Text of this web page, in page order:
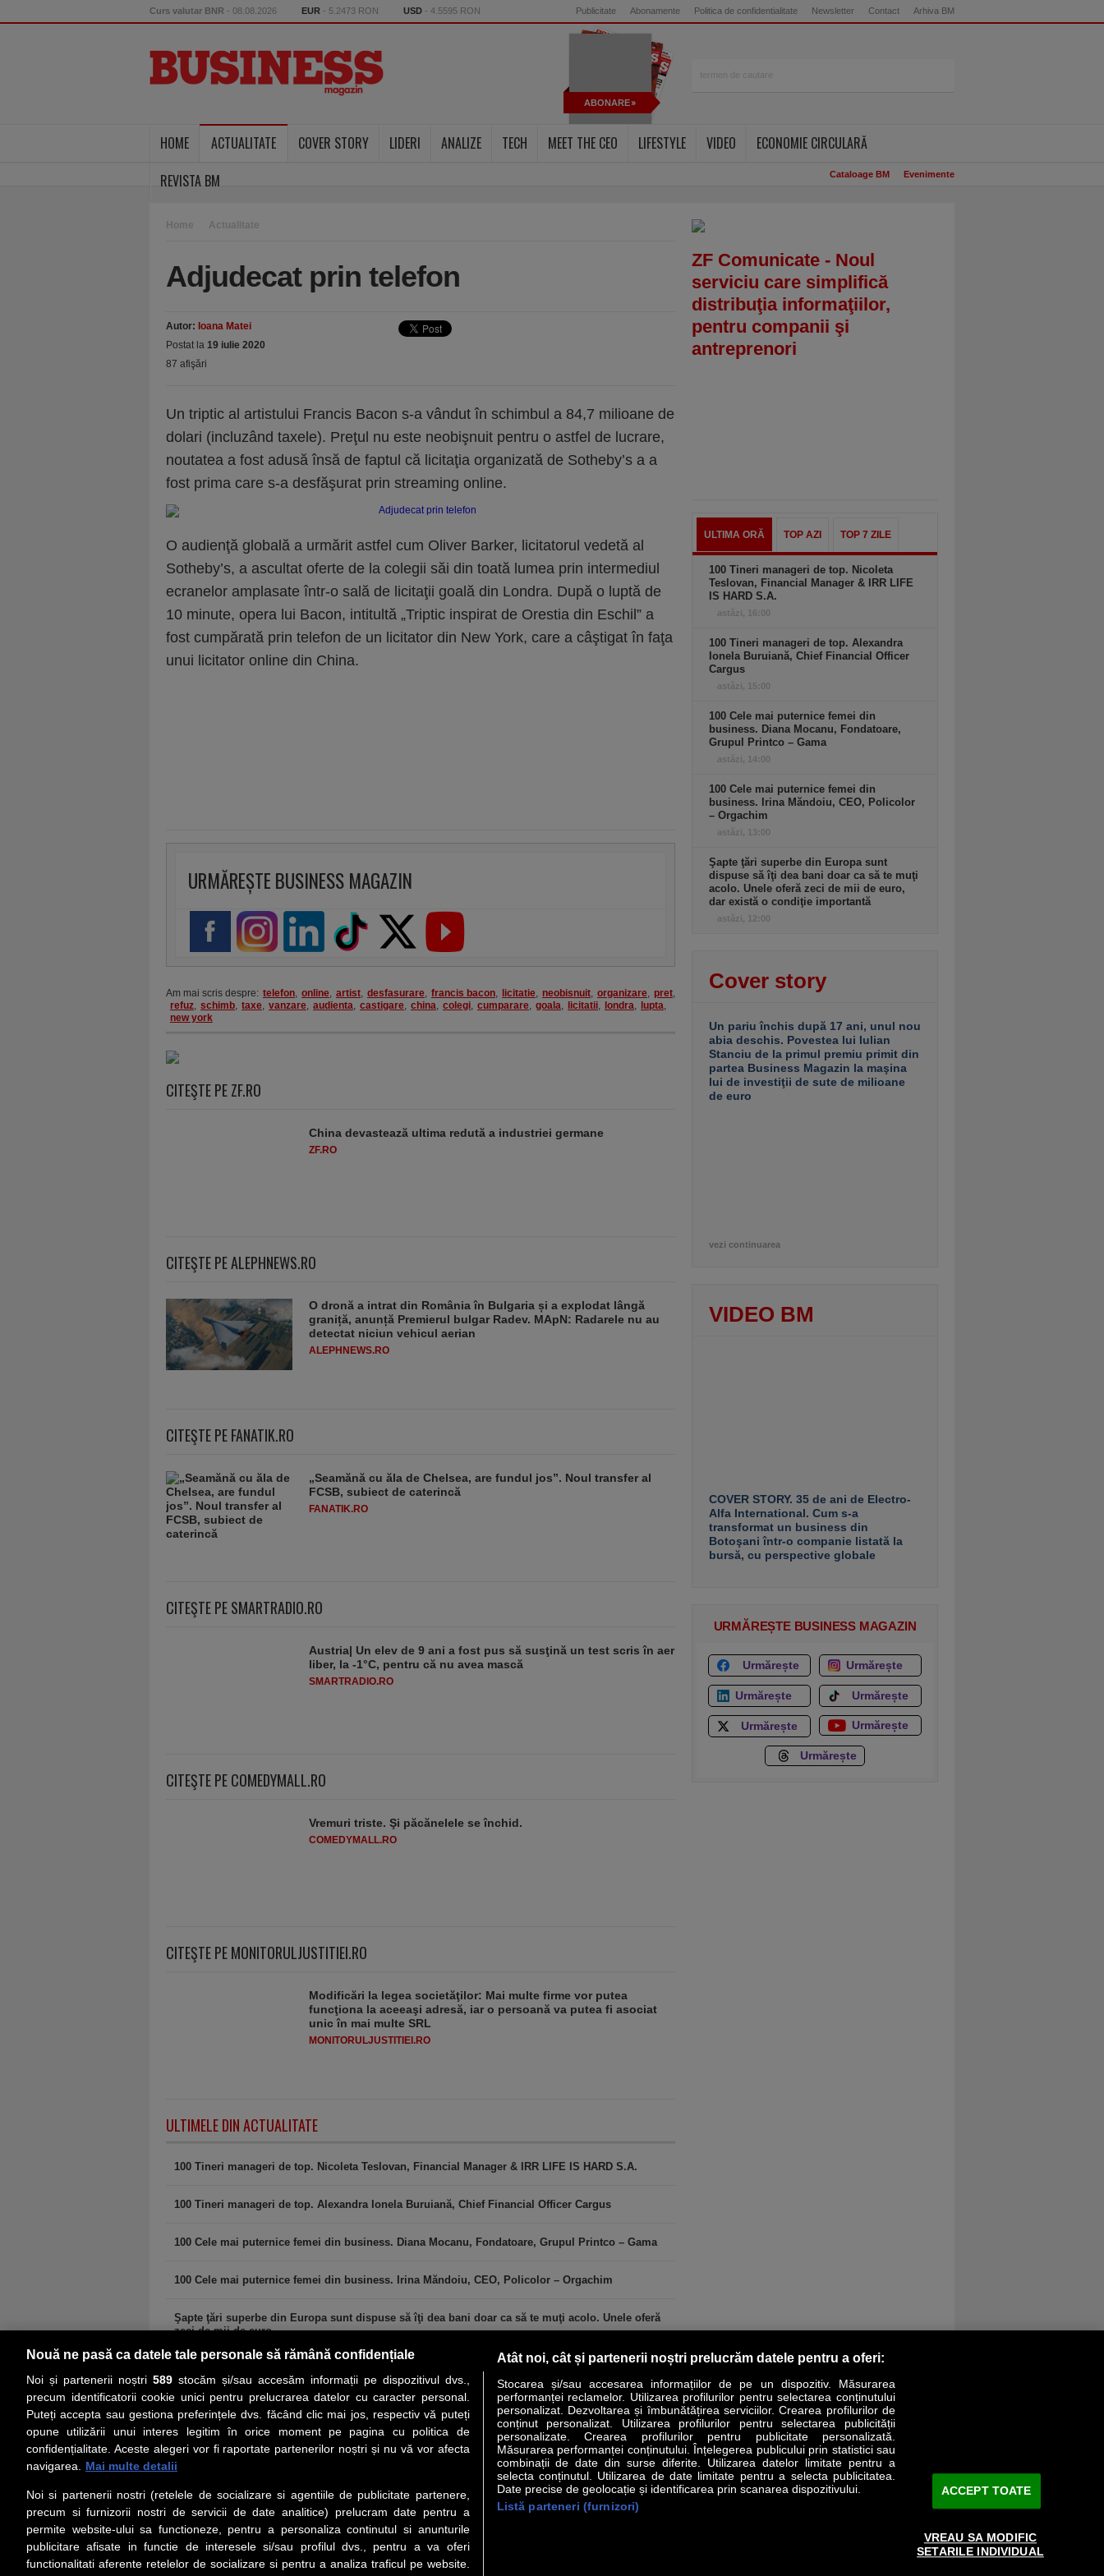
Curs valutar BNR - 08.08.2026 EUR - 5.2473 RON USD - 4.5595 RON Publicitate Abonamente Politica de confidentialitate Newsletter Contact Arhiva BM
ABONARE
HOME ACTUALITATE COVER STORY LIDERI ANALIZE TECH MEET THE CEO LIFESTYLE VIDEO
ECONOMIE CIRCULARĂ
REVISTA BM
Cataloage BM Evenimente
Home Actualitate
Adjudecat prin telefon
Autor: Ioana Matei
Postat la 19 iulie 2020
87 afişări
Un triptic al artistului Francis Bacon s-a vândut în schimbul a 84,7 milioane de
dolari (incluzând taxele). Preţul nu este neobişnuit pentru o astfel de lucrare,
noutatea a fost adusă însă de faptul că licitaţia organizată de Sotheby’s a a
fost prima care s-a desfăşurat prin streaming online.
O audienţă globală a urmărit astfel cum Oliver Barker, licitatorul vedetă al
Sotheby’s, a ascultat oferte de la colegii săi din toată lumea prin intermediul
ecranelor amplasate într-o sală de licitaţii goală din Londra. După o luptă de
10 minute, opera lui Bacon, intitultă „Triptic inspirat de Orestia din Eschil” a
fost cumpărată prin telefon de un licitator din New York, care a câştigat în faţa
unui licitator online din China.
URMĂREȘTE BUSINESS MAGAZIN
Am mai scris despre: telefon, online, artist, desfasurare, francis bacon, licitatie, neobisnuit, organizare, pret,
refuz, schimb, taxe, vanzare, audienta, castigare, china, colegi, cumparare, goala, licitatii, londra, lupta,
new york
CITEŞTE PE ZF.RO
China devastează ultima redută a industriei germane
ZF.RO
CITEŞTE PE ALEPHNEWS.RO
O dronă a intrat din România în Bulgaria și a explodat lângă
graniță, anunță Premierul bulgar Radev. MApN: Radarele nu au
detectat niciun vehicul aerian
ALEPHNEWS.RO
CITEŞTE PE FANATIK.RO
„Seamănă cu ăla de Chelsea, are fundul jos”. Noul transfer al
FCSB, subiect de caterincă
FANATIK.RO
CITEŞTE PE SMARTRADIO.RO
Austria| Un elev de 9 ani a fost pus să susţină un test scris în aer
liber, la -1°C, pentru că nu avea mască
SMARTRADIO.RO
CITEŞTE PE COMEDYMALL.RO
Vremuri triste. Şi păcănelele se închid.
COMEDYMALL.RO
CITEŞTE PE MONITORULJUSTITIEI.RO
Modificări la legea societăţilor: Mai multe firme vor putea
funcţiona la aceeaşi adresă, iar o persoană va putea fi asociat
unic în mai multe SRL
MONITORULJUSTITIEI.RO
ULTIMELE DIN ACTUALITATE
100 Tineri manageri de top. Nicoleta Teslovan, Financial Manager & IRR LIFE IS HARD S.A.
100 Tineri manageri de top. Alexandra Ionela Buruiană, Chief Financial Officer Cargus
100 Cele mai puternice femei din business. Diana Mocanu, Fondatoare, Grupul Printco – Gama
100 Cele mai puternice femei din business. Irina Măndoiu, CEO, Policolor – Orgachim
Şapte ţări superbe din Europa sunt dispuse să îţi dea bani doar ca să te muţi acolo. Unele oferă
zeci de mii de euro,...
ZF Comunicate - Noul
serviciu care simplifică
distribuţia informaţiilor,
pentru companii şi
antreprenori
ULTIMA ORĂ TOP AZI TOP 7 ZILE
100 Tineri manageri de top. Nicoleta
Teslovan, Financial Manager & IRR LIFE
IS HARD S.A.
astăzi, 16:00
100 Tineri manageri de top. Alexandra
Ionela Buruiană, Chief Financial Officer
Cargus
astăzi, 15:00
100 Cele mai puternice femei din
business. Diana Mocanu, Fondatoare,
Grupul Printco – Gama
astăzi, 14:00
100 Cele mai puternice femei din
business. Irina Măndoiu, CEO, Policolor
– Orgachim
astăzi, 13:00
Şapte ţări superbe din Europa sunt
dispuse să îţi dea bani doar ca să te muţi
acolo. Unele oferă zeci de mii de euro,
dar există o condiţie importantă
astăzi, 12:00
Cover story
Un pariu închis după 17 ani, unul nou
abia deschis. Povestea lui Iulian
Stanciu de la primul premiu primit din
partea Business Magazin la maşina
lui de investiţii de sute de milioane
de euro
vezi continuarea
VIDEO BM
COVER STORY. 35 de ani de Electro-
Alfa International. Cum s-a
transformat un business din
Botoşani într-o companie listată la
bursă, cu perspective globale
URMĂREȘTE BUSINESS MAGAZIN
Urmărește Urmărește
Urmărește Urmărește
Urmărește Urmărește
Urmărește
PRIMA PAGINĂ COVER STORY LIDERI ANALIZE HI-TECH MEET THE CEO LIFESTYLE SPECIAL OPINII
Social
Urmareste-ne pe Facebook
iarul Financiar
Despre Noi
Contact Redactie
Contact Marketing
Politica de confidentialitate
Termeni si conditii
About cookies
Servicii Revista Business Magazin
Abonează-te şi primeşte revista acasă
Nouă ne pasă ca datele tale personale să rămână confidențiale
Noi și partenerii noștri 589stocăm și/sau accesăm informații pe dispozitivul dvs.,
precum identificatorii cookie unici pentru prelucrarea datelor cu caracter personal.
Puteți accepta sau gestiona preferințele dvs. făcând clic mai jos, respectiv vă puteți
opune utilizării unui interes legitim în orice moment pe pagina cu politica de
confidențialitate. Aceste alegeri vor fi raportate partenerilor noștri și nu vă vor afecta
navigarea.
Mai multe detalii
Noi si partenerii nostri (retelele de socializare si agentiile de publicitate partenere,
precum si furnizorii nostri de servicii de date analitice) prelucram date pentru a
permite website-ului sa functioneze, pentru a personaliza continutul si anunturile
publicitare afisate in functie de interesele si/sau profilul dvs., pentru a va oferi
functionalitati aferente retelelor de socializare si pentru a analiza traficul pe website.
Atât noi, cât și partenerii noștri prelucrăm datele pentru a oferi:
Stocarea și/sau accesarea informațiilor de pe un dispozitiv. Măsurarea
performanței reclamelor. Utilizarea profilurilor pentru selectarea conținutului
personalizat. Dezvoltarea și îmbunătățirea serviciilor. Crearea profilurilor de
conținut personalizat. Utilizarea profilurilor pentru selectarea publicității
personalizate. Crearea profilurilor pentru publicitate personalizată.
Măsurarea performanței conținutului. Înțelegerea publicului prin statistici sau
combinații de date din surse diferite. Utilizarea datelor limitate pentru a
selecta conținutul. Utilizarea de date limitate pentru a selecta publicitatea.
Date precise de geolocație și identificarea prin scanarea dispozitivului.
Listă parteneri (furnizori)
ACCEPT TOATE
VREAU SA MODIFIC
SETARILE INDIVIDUAL